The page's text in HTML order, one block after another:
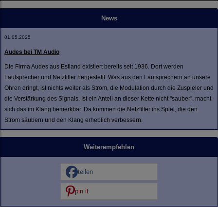
News
01.05.2025
Audes bei TM Audio
Die Firma Audes aus Estland existiert bereits seit 1936. Dort werden
Lautsprecher und Netzfilter hergestellt. Was aus den Lautsprechern an unsere
Ohren dringt, ist nichts weiter als Strom, die Modulation durch die Zuspieler und
die Verstärkung des Signals. Ist ein Anteil an dieser Kette nicht "sauber", macht
sich das im Klang bemerkbar. Da kommen die Netzfilter ins Spiel, die den
Strom säubern und den Klang erheblich verbessern.
Weiterempfehlen
teilen
pin it